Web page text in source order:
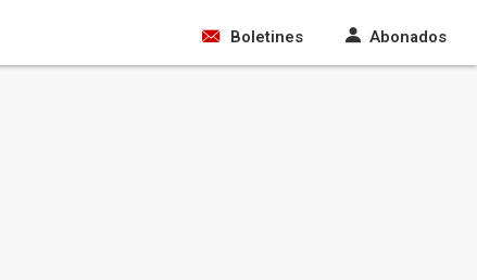
Boletines Abonados